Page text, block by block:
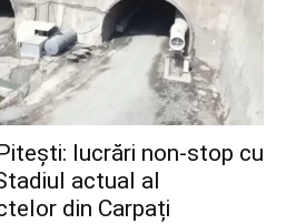
lucrări non-stop cu
actual al
din Carpați